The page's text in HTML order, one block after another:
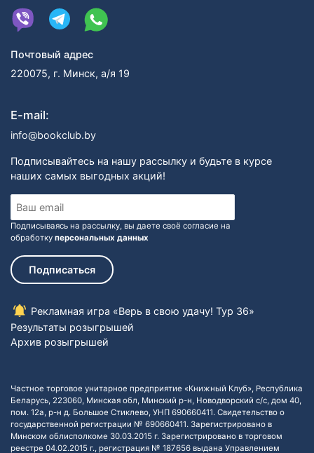
Почтовый адрес
220075, г. Минск, а/я 19
E-mail:
info@bookclub.by
Подписывайтесь на нашу рассылку и будьте в курсе
наших самых выгодных акций!
Подписываясь на рассылку, вы даете своё согласие на
обработку персональных данных
Подписаться
Рекламная игра «Верь в свою удачу! Тур 36»
Результаты розыгрышей
Архив розыгрышей
Частное торговое унитарное предприятие «Книжный Клуб», Республика
Беларусь, 223060, Минская обл, Минский р-н, Новодворский с/с, дом 40,
пом. 12а, р-н д. Большое Стиклево, УНП 690660411. Свидетельство о
государственной регистрации № 690660411. Зарегистрировано в
Минском облисполкоме 30.03.2015 г. Зарегистрировано в торговом
реестре 04.02.2015 г., регистрация № 187656 выдана Управлением